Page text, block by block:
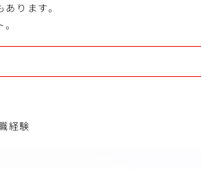
ります。
経験